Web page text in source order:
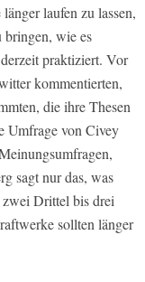
laufen zu lassen,
bringen, wie es
praktiziert. Vor
kommentierten,
die ihre Thesen
Umfrage von Civey
sagt nur das, was
zwei Drittel bis drei
sollten länger